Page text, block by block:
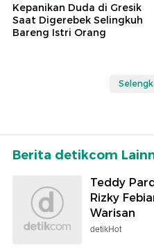
Kepanikan Duda di Gresik
Saat Digerebek Selingkuh
Bareng Istri Orang
Berita detikcom
Teddy
Rizky
Warisan
detikHot